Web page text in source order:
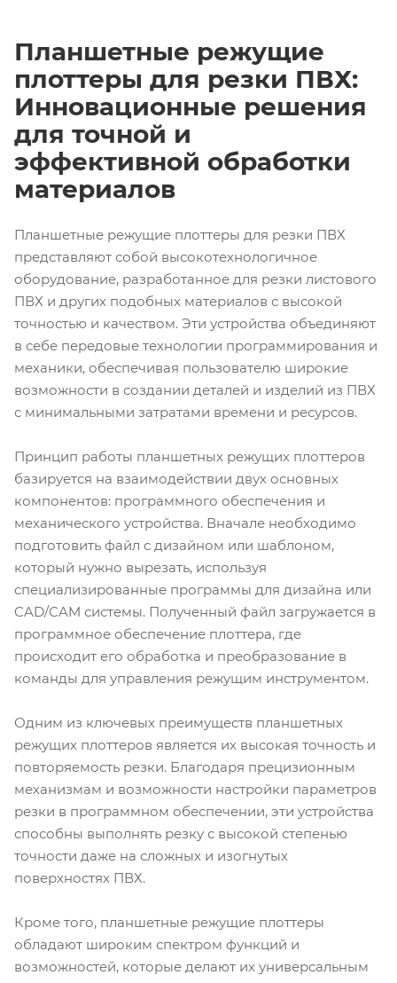
Планшетные режущие
плоттеры для резки ПВХ:
Инновационные решения
для точной и
эффективной обработки
материалов
Планшетные режущие плоттеры для резки ПВХ
представляют собой высокотехнологичное
оборудование, разработанное для резки листового
ПВХ и других подобных материалов с высокой
точностью и качеством. Эти устройства объединяют
в себе передовые технологии программирования и
механики, обеспечивая пользователю широкие
возможности в создании деталей и изделий из ПВХ
с минимальными затратами времени и ресурсов.
Принцип работы планшетных режущих плоттеров
базируется на взаимодействии двух основных
компонентов: программного обеспечения и
механического устройства. Вначале необходимо
подготовить файл с дизайном или шаблоном,
который нужно вырезать, используя
специализированные программы для дизайна или
CAD/CAM системы. Полученный файл загружается в
программное обеспечение плоттера, где
происходит его обработка и преобразование в
команды для управления режущим инструментом.
Одним из ключевых преимуществ планшетных
режущих плоттеров является их высокая точность и
повторяемость резки. Благодаря прецизионным
механизмам и возможности настройки параметров
резки в программном обеспечении, эти устройства
способны выполнять резку с высокой степенью
точности даже на сложных и изогнутых
поверхностях ПВХ.
Кроме того, планшетные режущие плоттеры
обладают широким спектром функций и
возможностей, которые делают их универсальным